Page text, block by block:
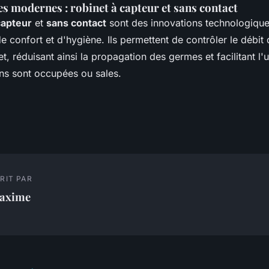
modernes : robinet à capteur et sans contact
et sans contact sont des innovations
confort et d'hygiène. Ils permettent de contrôler le débit
réduisant ainsi la propagation des germes et facilitant
sont occupées ou sales.
PAR